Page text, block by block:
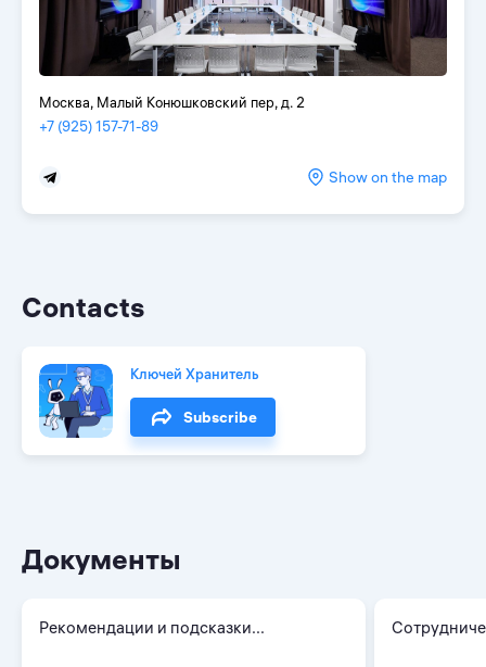
Москва, Малый Конюшковский пер, д. 2
+7 (925) 157-71-89
Show on the map
Contacts
Ключей Хранитель
Subscribe
Документы
Рекомендации и подсказки...